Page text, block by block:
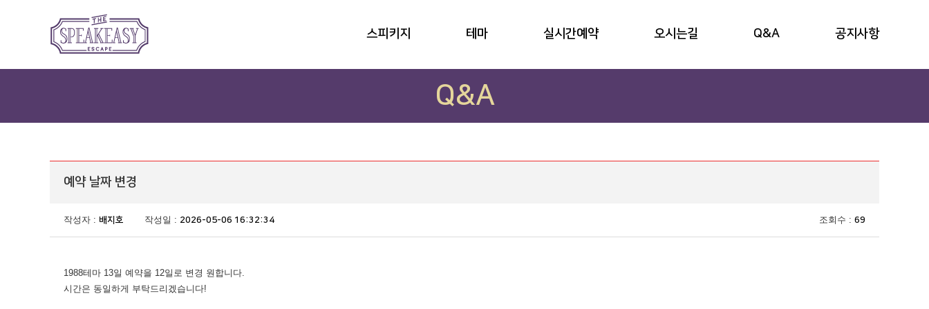
스피키지 테마 실시간예약 오시는길 Q&A 공지사항
Q&A
예약 날짜 변경
작성자 : 배지호 작성일 : 2026-05-06 16:32:34 조회수 : 69
1988테마 13일 예약을 12일로 변경 원합니다.
시간은 동일하게 부탁드리겠습니다!